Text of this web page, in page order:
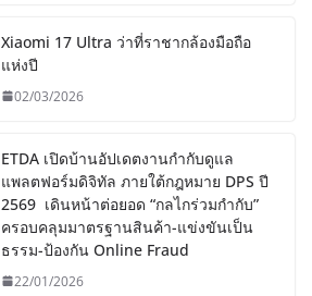
Xiaomi 17 Ultra ว่าที่ราชากล้องมือถือ
แห่งปี
02/03/2026
ETDA เปิดบ้านอัปเดตงานกำกับดูแล
แพลตฟอร์มดิจิทัล ภายใต้กฎหมาย DPS ปี
2569 เดินหน้าต่อยอด “กลไกร่วมกำกับ”
ครอบคลุมมาตรฐานสินค้า-แข่งขันเป็น
ธรรม-ป้องกัน Online Fraud
22/01/2026